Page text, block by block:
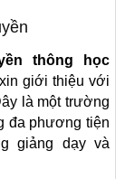
thông học
giới thiệu với
là một trường
đa phương tiện
giảng dạy và